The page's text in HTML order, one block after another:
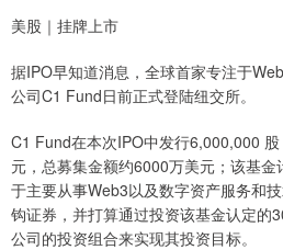
美股｜挂牌上市
据IPO早知道消息，全球首家专注于
公司C1 Fund日前正式登陆纽交所。
C1 Fund在本次IPO中发行6,000,000
元，总募集金额约6000万美元；该基
于主要从事Web3以及数字资产服务和
钩证券，并打算通过投资该基金认定的
公司的投资组合来实现其投资目标。